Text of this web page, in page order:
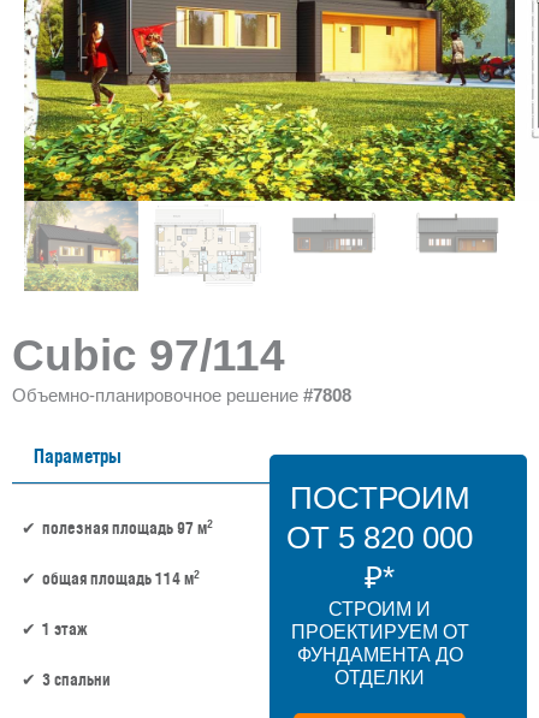
Cubic 97/114
Объемно-планировочное решение #7808
Параметры
полезная площадь 97 м2
общая площадь 114 м2
1 этаж
3 спальни
ПОСТРОИМ
ОТ 5 820 000
₽*
СТРОИМ И
ПРОЕКТИРУЕМ ОТ
ФУНДАМЕНТА ДО
ОТДЕЛКИ